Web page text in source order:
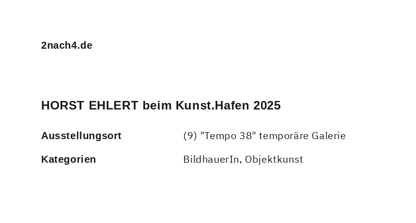
2nach4.de
HORST EHLERT beim Kunst.Hafen 2025
Ausstellungsort (9) "Tempo 38" temporäre Galerie
Kategorien BildhauerIn, Objektkunst